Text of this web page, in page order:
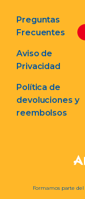
Preguntas
Frecuentes
Aviso de
Privacidad
Política de
devoluciones y
reembolsos
Formamos parte del